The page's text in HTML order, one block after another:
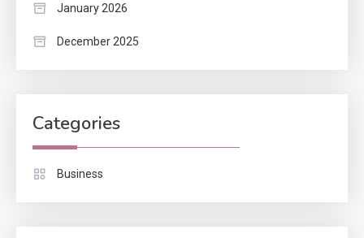
January 2026
December 2025
Categories
Business